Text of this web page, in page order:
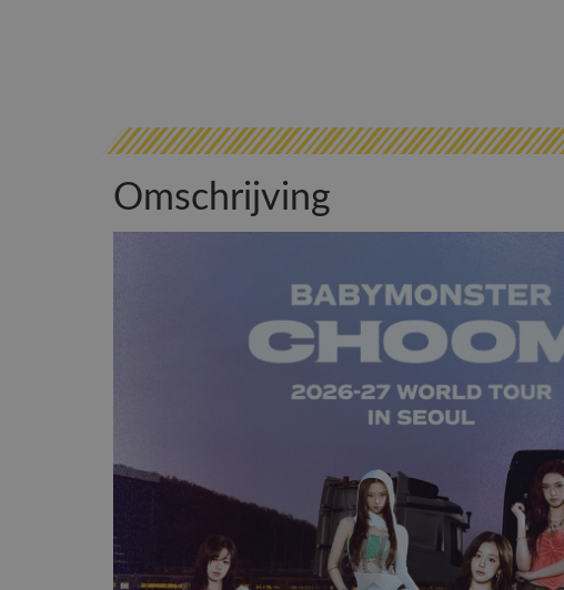
Omschrijving